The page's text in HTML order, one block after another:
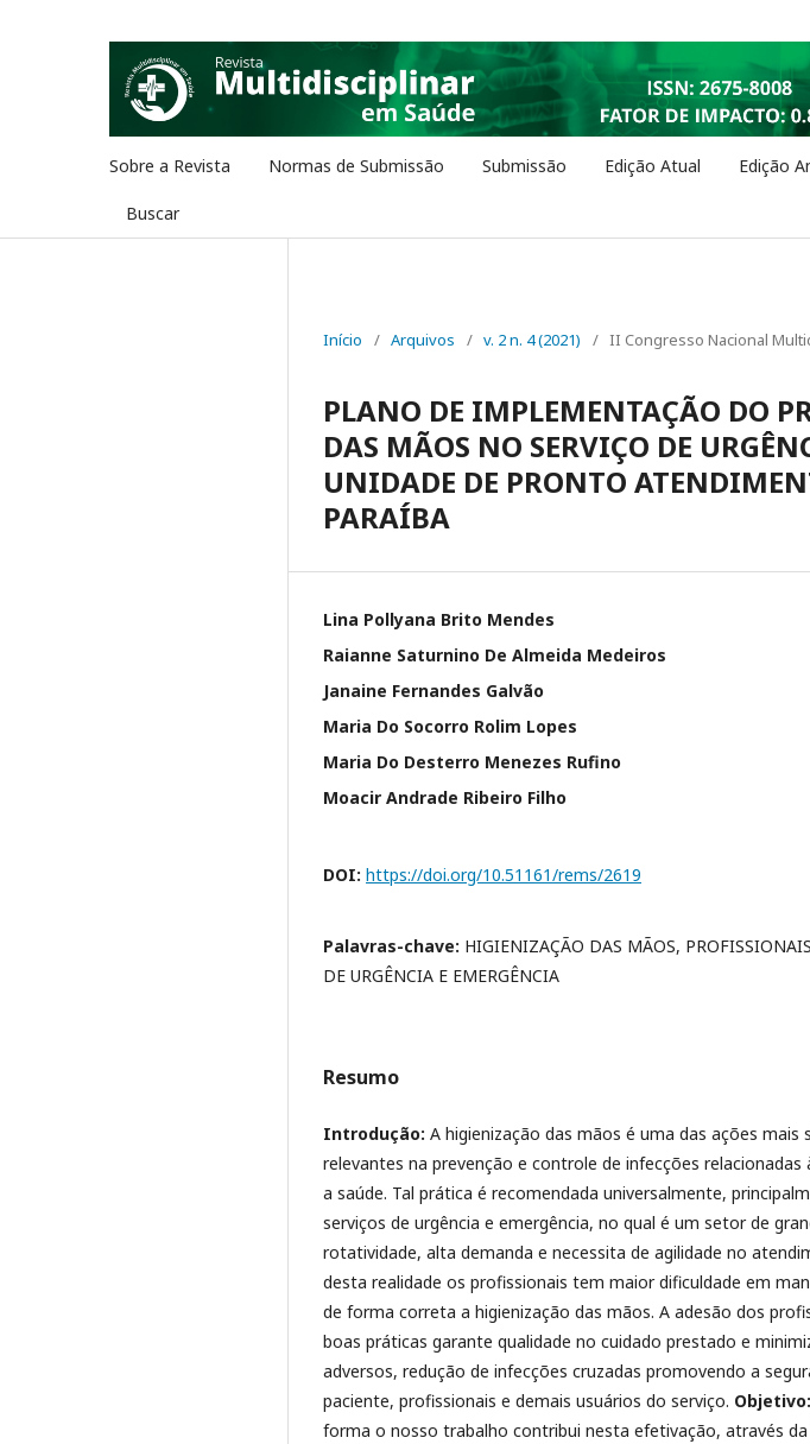
Sobre a Revista Normas de Submissão Submissão Edição Atual Edição
Buscar
Início / Arquivos / v. 2 n. 4 (2021) / II Congresso Nacional
PLANO DE IMPLEMENTAÇÃO DO
DAS MÃOS NO SERVIÇO DE
UNIDADE DE PRONTO
PARAÍBA
Lina Pollyana Brito Mendes
Raianne Saturnino De Almeida Medeiros
Janaine Fernandes Galvão
Maria Do Socorro Rolim Lopes
Maria Do Desterro Menezes Rufino
Moacir Andrade Ribeiro Filho
DOI: https://doi.org/10.51161/rems/2619
Palavras-chave: HIGIENIZAÇÃO DAS MÃOS,
DE URGÊNCIA E EMERGÊNCIA
Resumo
Introdução: A higienização das mãos é uma das ações mais
relevantes na prevenção e controle de infecções relacionadas
a saúde. Tal prática é recomendada universalmente,
serviços de urgência e emergência, no qual é um setor de
rotatividade, alta demanda e necessita de agilidade no
desta realidade os profissionais tem maior dificuldade em
de forma correta a higienização das mãos. A adesão dos
boas práticas garante qualidade no cuidado prestado e
adversos, redução de infecções cruzadas promovendo a
paciente, profissionais e demais usuários do serviço. Objetivo:
forma o nosso trabalho contribui nesta efetivação, através da